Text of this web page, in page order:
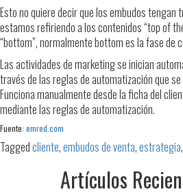
Esto no quiere decir que los embudos tengan
estamos refiriendo a los contenidos “top of
“bottom”, normalmente bottom es la fase de
Las actividades de marketing se inician
través de las reglas de automatización que
Funciona manualmente desde la ficha del
mediante las reglas de automatización.
Fuente: emred.com
Taggedcliente,embudos de venta,estrategia,
Artículos